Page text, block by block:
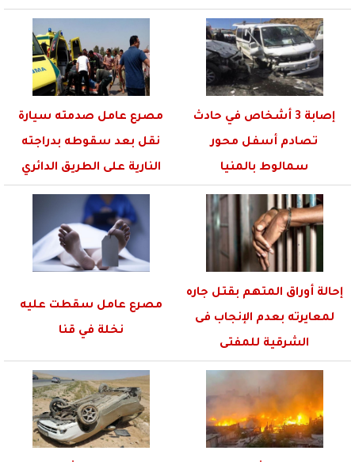
إصابة 3 أشخاص في حادث
تصادم أسفل محور
سمالوط بالمنيا
مصرع عامل صدمته سيارة
نقل بعد سقوطه بدراجته
النارية على الطريق الدائري
إحالة أوراق المتهم بقتل جاره
لمعايرته بعدم الإنجاب فى
الشرقية للمفتى
مصرع عامل سقطت عليه
نخلة في قنا